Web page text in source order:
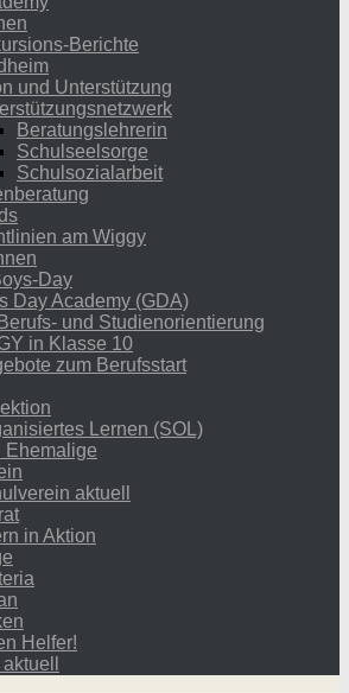
Berichte
und Unterstützung
Beratungslehrerin
Schulseelsorge
Schulsozialarbeit
am Wiggy
Day
Day Academy (GDA)
und Studienorientierung
in Klasse 10
zum Berufsstart
Lernen (SOL)
Ehemalige
aktuell
in Aktion
Helfer!